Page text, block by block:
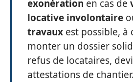
exonération en cas de
locative involontaire
travaux est possible, à
monter un dossier
refus de locataires,
attestations de